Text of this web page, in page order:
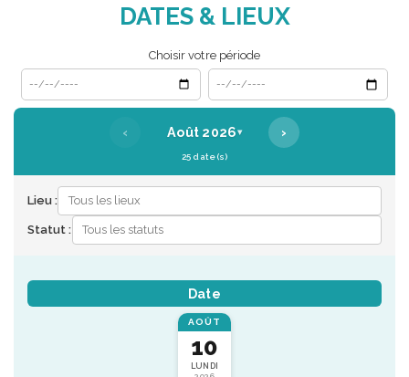
DATES & LIEUX
Choisir votre période
Date de début
Date de fin
‹ Août 2026▾ ›
25 date(s)
Lieu :
Statut :
Date
AOÛT
10
LUNDI